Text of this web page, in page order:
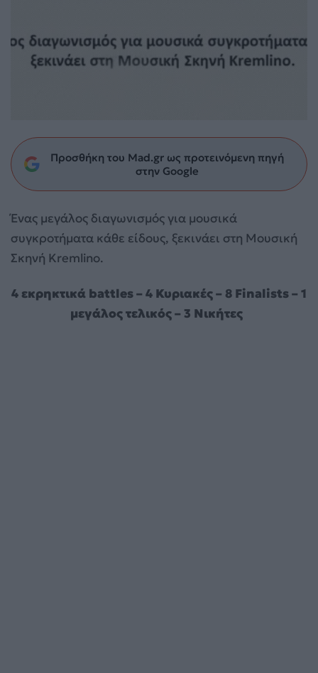
Προσθήκη του Mad.gr ως προτεινόμενη πηγή
στην Google
Ένας μεγάλος διαγωνισμός για μουσικά
συγκροτήματα κάθε είδους, ξεκινάει στη Μουσική
Σκηνή Kremlino.
4 εκρηκτικά battles – 4 Κυριακές – 8 Finalists – 1
μεγάλος τελικός – 3 Νικήτες